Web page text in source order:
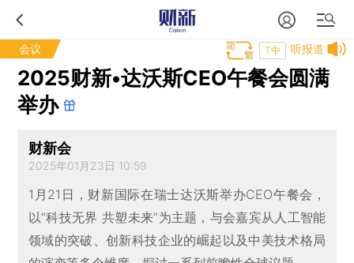
会议 听报道
T中
2025财新•达沃斯CEO午餐会圆满
举办
财新会
2025年01月23日 10:59
1月21日，财新国际在瑞士达沃斯举办CEO午餐会，
以“科技无界 共塑未来”为主题，与会嘉宾从人工智能
领域的突破、创新科技企业的崛起以及中美技术格局